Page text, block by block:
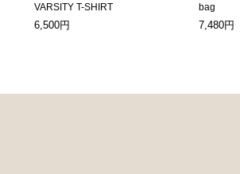
VARSITY T-SHIRT
6,500円
bag
7,480円